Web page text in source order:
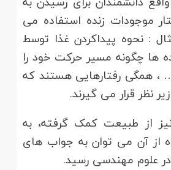
موجودات زنده استفاده می
: نحوه پیداکردن غذا توسط
ها چگونه مسیر حرکت خود را
، همگی رفتارهایی هستند که
نظر قرار می گیرند.
از طبیعت کمک گرفته، به
از آن می توان به جواب های
علوم مهندسی رسید.